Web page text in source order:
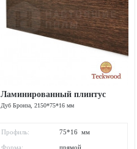
Ламинированный плинтус
Дуб Бронза, 2150*75*16 мм
Профиль: 75*16 мм
Форма: прямой